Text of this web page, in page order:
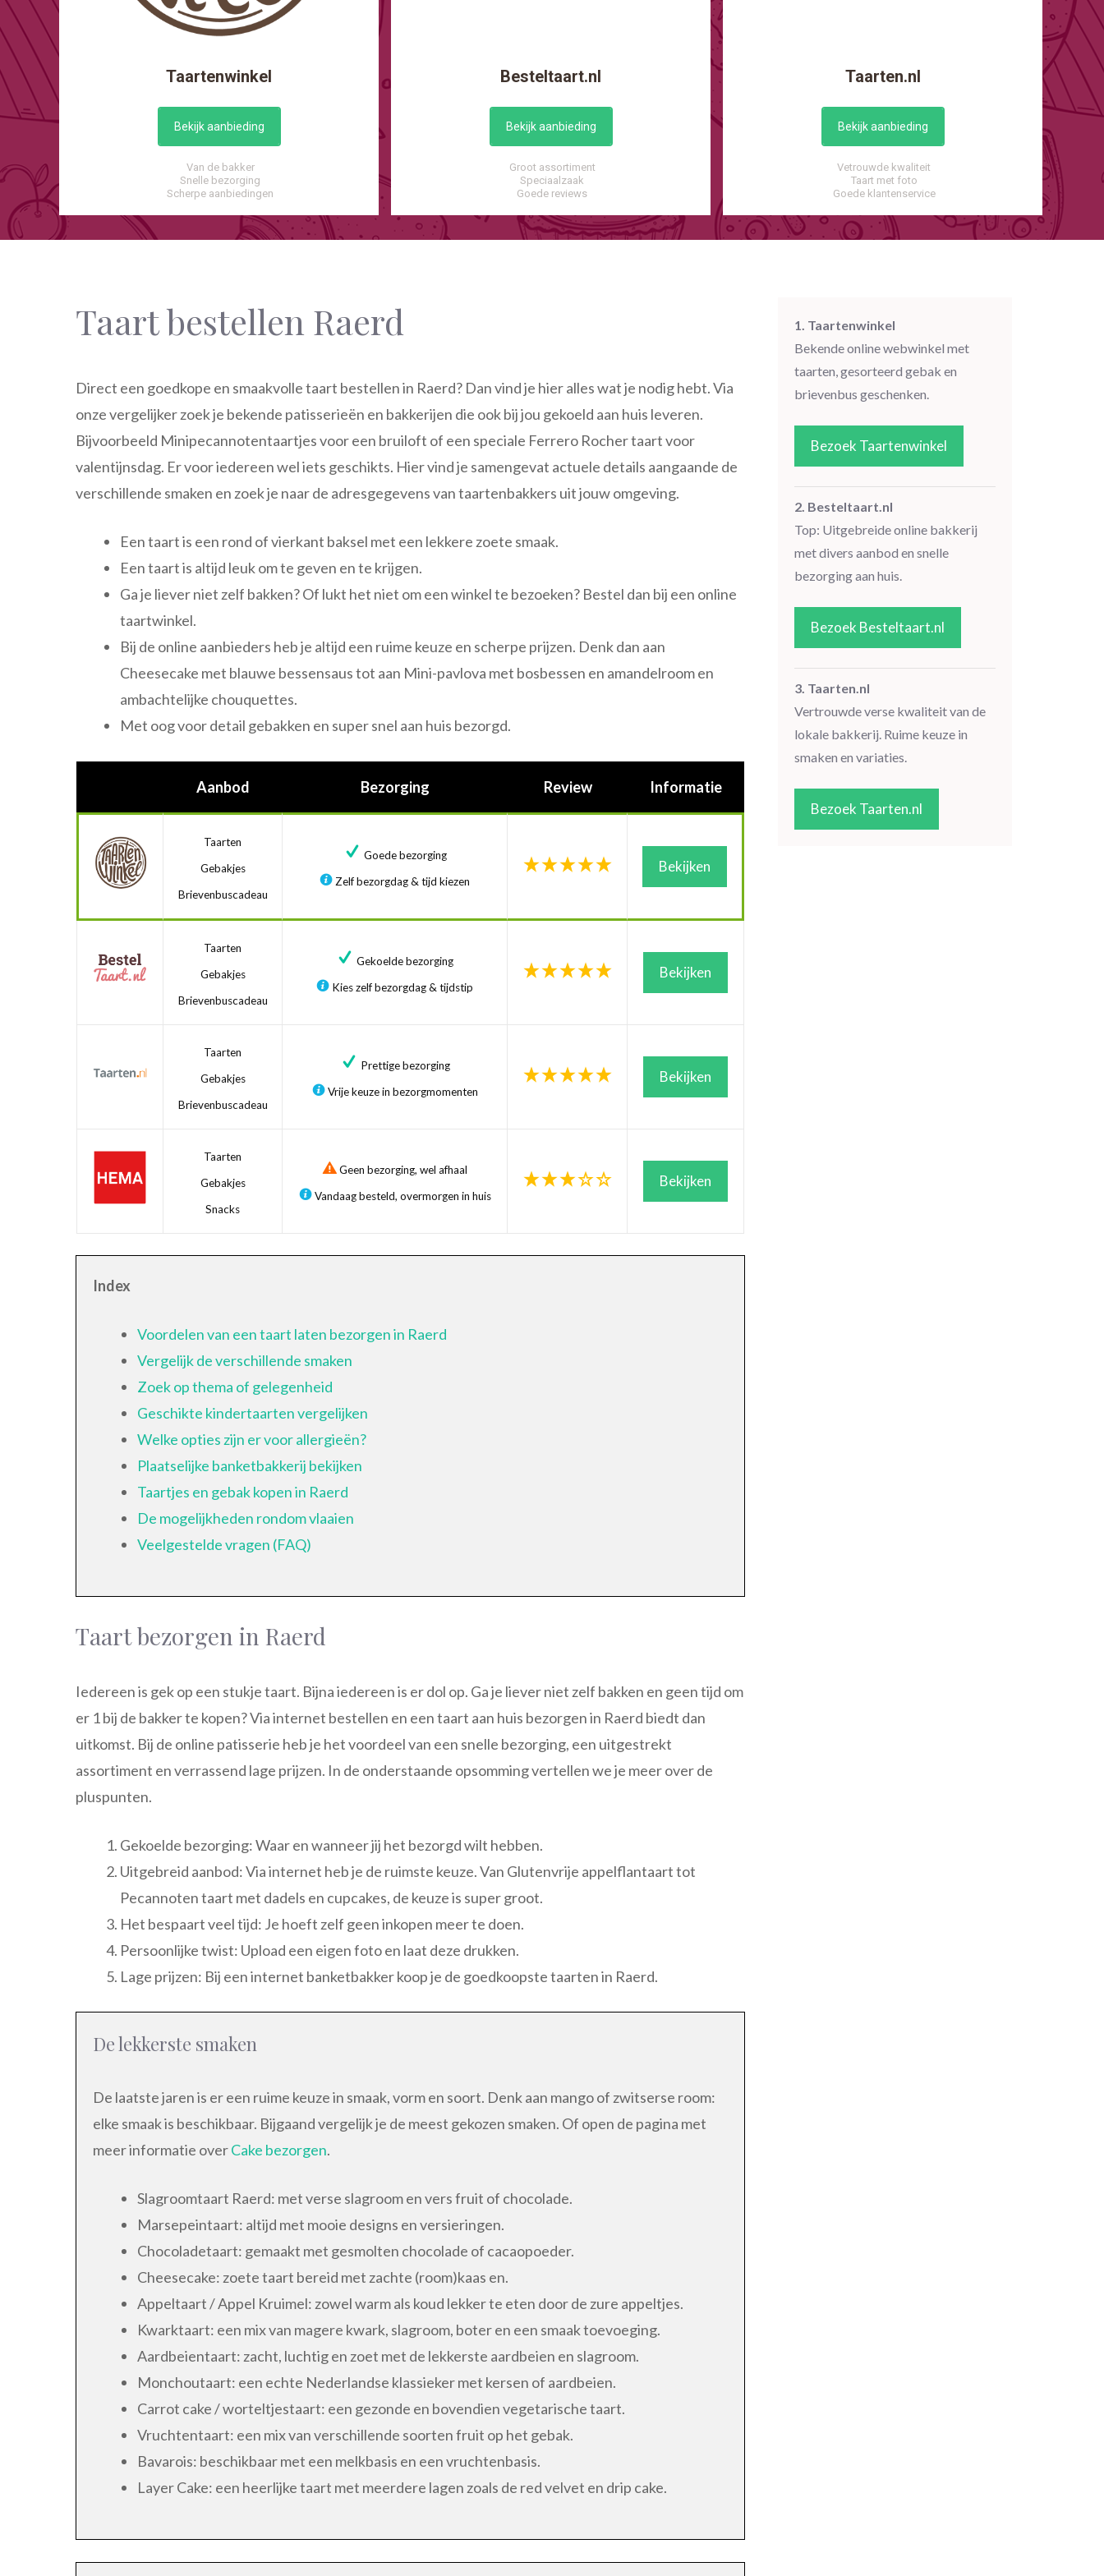
Taartenwinkel
Bekijk aanbieding
Van de bakker
Snelle bezorging
Scherpe aanbiedingen
Besteltaart.nl
Bekijk aanbieding
Groot assortiment
Speciaalzaak
Goede reviews
Taarten.nl
Bekijk aanbieding
Vetrouwde kwaliteit
Taart met foto
Goede klantenservice
Taart bestellen Raerd
Direct een goedkope en smaakvolle taart bestellen in Raerd? Dan vind je hier alles wat je nodig hebt. Via
onze vergelijker zoek je bekende patisserieën en bakkerijen die ook bij jou gekoeld aan huis leveren.
Bijvoorbeeld Minipecannotentaartjes voor een bruiloft of een speciale Ferrero Rocher taart voor
valentijnsdag. Er voor iedereen wel iets geschikts. Hier vind je samengevat actuele details aangaande de
verschillende smaken en zoek je naar de adresgegevens van taartenbakkers uit jouw omgeving.
Een taart is een rond of vierkant baksel met een lekkere zoete smaak.
Een taart is altijd leuk om te geven en te krijgen.
Ga je liever niet zelf bakken? Of lukt het niet om een winkel te bezoeken? Bestel dan bij een online
taartwinkel.
Bij de online aanbieders heb je altijd een ruime keuze en scherpe prijzen. Denk dan aan
Cheesecake met blauwe bessensaus tot aan Mini-pavlova met bosbessen en amandelroom en
ambachtelijke chouquettes.
Met oog voor detail gebakken en super snel aan huis bezorgd.
Aanbod Bezorging Review Informatie
Taarten
Gebakjes
Brievenbuscadeau
Goede bezorging
Zelf bezorgdag & tijd kiezen
Bekijken
Taarten
Gebakjes
Brievenbuscadeau
Gekoelde bezorging
Kies zelf bezorgdag & tijdstip
Bekijken
Taarten
Gebakjes
Brievenbuscadeau
Prettige bezorging
Vrije keuze in bezorgmomenten
Bekijken
Taarten
Gebakjes
Snacks
Geen bezorging, wel afhaal
Vandaag besteld, overmorgen in huis
Bekijken
Index
Voordelen van een taart laten bezorgen in Raerd
Vergelijk de verschillende smaken
Zoek op thema of gelegenheid
Geschikte kindertaarten vergelijken
Welke opties zijn er voor allergieën?
Plaatselijke banketbakkerij bekijken
Taartjes en gebak kopen in Raerd
De mogelijkheden rondom vlaaien
Veelgestelde vragen (FAQ)
Taart bezorgen in Raerd
Iedereen is gek op een stukje taart. Bijna iedereen is er dol op. Ga je liever niet zelf bakken en geen tijd om
er 1 bij de bakker te kopen? Via internet bestellen en een taart aan huis bezorgen in Raerd biedt dan
uitkomst. Bij de online patisserie heb je het voordeel van een snelle bezorging, een uitgestrekt
assortiment en verrassend lage prijzen. In de onderstaande opsomming vertellen we je meer over de
pluspunten.
Gekoelde bezorging: Waar en wanneer jij het bezorgd wilt hebben.
Uitgebreid aanbod: Via internet heb je de ruimste keuze. Van Glutenvrije appelflantaart tot
Pecannoten taart met dadels en cupcakes, de keuze is super groot.
Het bespaart veel tijd: Je hoeft zelf geen inkopen meer te doen.
Persoonlijke twist: Upload een eigen foto en laat deze drukken.
Lage prijzen: Bij een internet banketbakker koop je de goedkoopste taarten in Raerd.
De lekkerste smaken
De laatste jaren is er een ruime keuze in smaak, vorm en soort. Denk aan mango of zwitserse room:
elke smaak is beschikbaar. Bijgaand vergelijk je de meest gekozen smaken. Of open de pagina met
meer informatie overCake bezorgen.
Slagroomtaart Raerd: met verse slagroom en vers fruit of chocolade.
Marsepeintaart: altijd met mooie designs en versieringen.
Chocoladetaart: gemaakt met gesmolten chocolade of cacaopoeder.
Cheesecake: zoete taart bereid met zachte (room)kaas en.
Appeltaart / Appel Kruimel: zowel warm als koud lekker te eten door de zure appeltjes.
Kwarktaart: een mix van magere kwark, slagroom, boter en een smaak toevoeging.
Aardbeientaart: zacht, luchtig en zoet met de lekkerste aardbeien en slagroom.
Monchoutaart: een echte Nederlandse klassieker met kersen of aardbeien.
Carrot cake / worteltjestaart: een gezonde en bovendien vegetarische taart.
Vruchtentaart: een mix van verschillende soorten fruit op het gebak.
Bavarois: beschikbaar met een melkbasis en een vruchtenbasis.
Layer Cake: een heerlijke taart met meerdere lagen zoals de red velvet en drip cake.
1. Taartenwinkel
Bekende online webwinkel met
taarten, gesorteerd gebak en
brievenbus geschenken.
Bezoek Taartenwinkel
2. Besteltaart.nl
Top: Uitgebreide online bakkerij
met divers aanbod en snelle
bezorging aan huis.
Bezoek Besteltaart.nl
3. Taarten.nl
Vertrouwde verse kwaliteit van de
lokale bakkerij. Ruime keuze in
smaken en variaties.
Bezoek Taarten.nl